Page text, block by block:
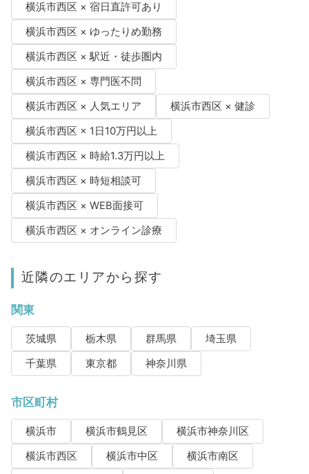
横浜市西区 × 宿日直許可あり
横浜市西区 × ゆったりめ勤務
横浜市西区 × 駅近・徒歩圏内
横浜市西区 × 専門医不問
横浜市西区 × 人気エリア
横浜市西区 × 健診
横浜市西区 × 1日10万円以上
横浜市西区 × 時給1.3万円以上
横浜市西区 × 時短相談可
横浜市西区 × WEB面接可
横浜市西区 × オンライン診療
近隣のエリアから探す
関東
茨城県 栃木県 群馬県
埼玉県
千葉県
東京都 神奈川県
市区町村
横浜市 横浜市鶴見区
横浜市神奈川区
横浜市西区
横浜市中区
横浜市南区